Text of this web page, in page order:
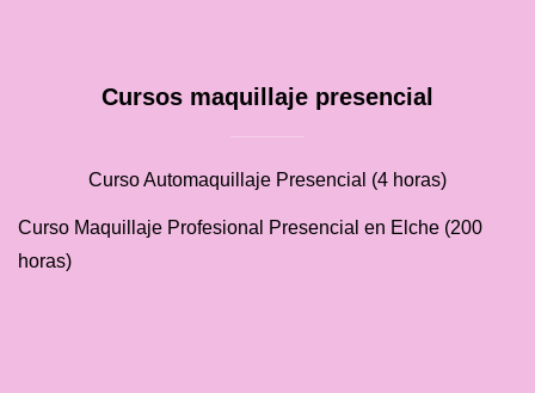
Cursos maquillaje presencial
Curso Automaquillaje Presencial (4 horas)
Curso Maquillaje Profesional Presencial en Elche (200
horas)